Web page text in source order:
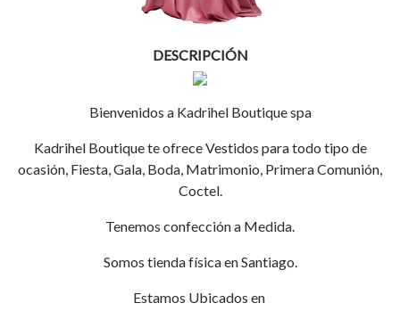
DESCRIPCIÓN
Bienvenidos a Kadrihel Boutique spa
Kadrihel Boutique te ofrece Vestidos para todo tipo de
ocasión, Fiesta, Gala, Boda, Matrimonio, Primera Comunión,
Coctel.
Tenemos confección a Medida.
Somos tienda física en Santiago.
Estamos Ubicados en